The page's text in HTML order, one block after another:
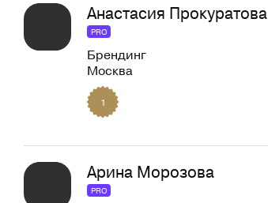
Анастасия Прокуратова
PRO
Брендинг
Москва
1
Арина Морозова
PRO